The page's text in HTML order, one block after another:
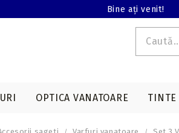
Bine ați venit!
OPTICA VANATOARE TINTE